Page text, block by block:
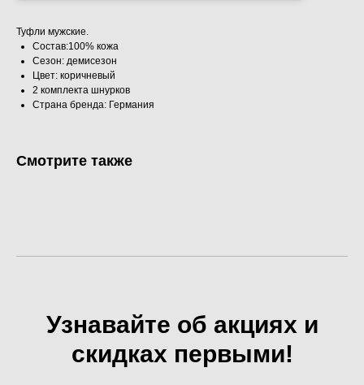
Туфли мужские.
Состав:100% кожа
Сезон: демисезон
Цвет: коричневый
2 комплекта шнурков
Страна бренда: Германия
Смотрите также
Узнавайте об акциях и
скидках первыми!